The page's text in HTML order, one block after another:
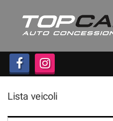
HOME
ACQUISTIAMO USATO
ASSISTENZA
Lista veicoli
preferenze
consenso
Il
pannello
consente